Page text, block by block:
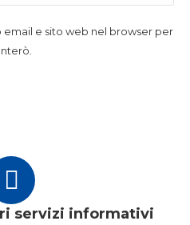
email e sito web nel browser per
servizi informativi